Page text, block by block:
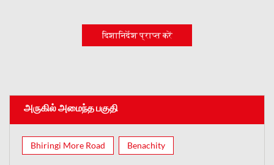
दिशानिर्देश प्राप्त करें
அருகில் அமைந்த பகுதி
Bhiringi More Road Benachity